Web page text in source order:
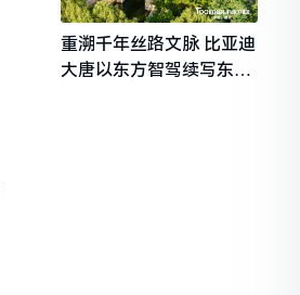
重溯千年丝路文脉 比亚迪
大唐以东方智驾续写东西